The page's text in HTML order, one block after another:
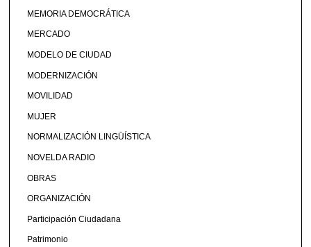
MEMORIA DEMOCRÁTICA
MERCADO
MODELO DE CIUDAD
MODERNIZACIÓN
MOVILIDAD
MUJER
NORMALIZACIÓN LINGÜÍSTICA
NOVELDA RADIO
OBRAS
ORGANIZACIÓN
Participación Ciudadana
Patrimonio